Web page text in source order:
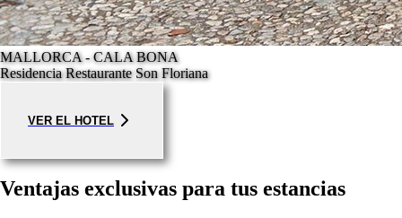
MALLORCA - CALA BONA
Residencia Restaurante Son Floriana
VER EL HOTEL
Ventajas exclusivas para tus estancias